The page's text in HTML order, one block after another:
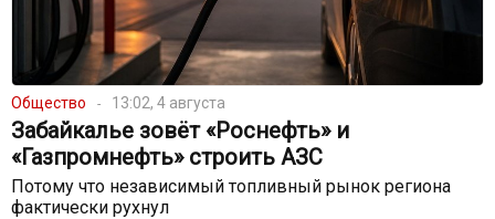
Общество 13:02, 4 августа
Забайкалье зовёт «Роснефть» и
«Газпромнефть» строить АЗС
Потому что независимый топливный рынок региона
фактически рухнул